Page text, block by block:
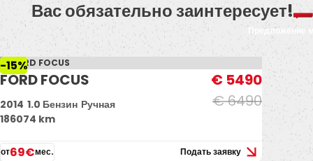
Вас обязательно заинтересует!
Предложение
-15%
FORD FOCUS
€ 6490
€ 5490
2014 1.0 Бензин Ручная
186074 km
от69€мес. Подать заявку